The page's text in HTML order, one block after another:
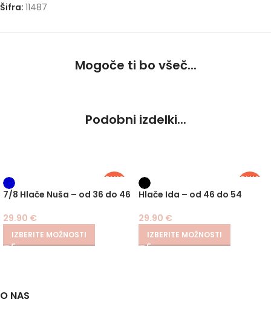
Šifra: 11487
Mogoče ti bo všeč...
Podobni izdelki...
PLUS
7/8 Hlače Nuša – od 36 do 46
29.90 €
IZBERITE MOŽNOSTI
PLUS
Hlače Ida – od 46 do 54
29.90 €
IZBERITE MOŽNOSTI
O NAS